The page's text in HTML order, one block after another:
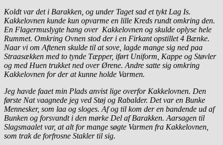
Koldt var det i Barakken, og under Taget sad et tykt Lag Is.
Kakkelovnen kunde kun opvarme en lille Kreds rundt omkring den.
En Flagermuslygte hang over Kakkelovnen og skulde oplyse hele
Rummet. Omkring Ovnen stod der i en Firkant opstillet 4 Bænke.
Naar vi om Aftenen skulde til at sove, lagde mange sig ned paa
Straasækken med to tynde Tæpper, iført Uniform, Kappe og Støvler
og med Huen trukket ned over Ørene. Andre satte sig omkring
Kakkelovnen for der at kunne holde Varmen.
Jeg havde faaet min Plads anvist lige overfor Kakkelovnen. Den
første Nat vaagnede jeg ved Støj og Rabalder. Det var en Bunke
Mennesker, som laa og sloges. Af og til kom der en bandende ud af
Bunken og forsvandt i den mørke Del af Barakken. Aarsagen til
Slagsmaalet var, at alt for mange søgte Varmen fra Kakkelovnen,
som trak de forfrosne Stakler til sig.